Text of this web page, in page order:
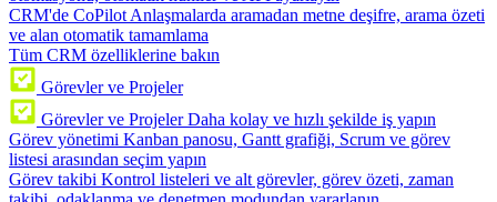
CRM'de CoPilot Anlaşmalarda aramadan metne deşifre, arama özeti
ve alan otomatik tamamlama
Tüm CRM özelliklerine bakın
Görevler ve Projeler
Görevler ve Projeler Daha kolay ve hızlı şekilde iş yapın
Görev yönetimi Kanban panosu, Gantt grafiği, Scrum ve görev
listesi arasından seçim yapın
Görev takibi Kontrol listeleri ve alt görevler, görev özeti, zaman